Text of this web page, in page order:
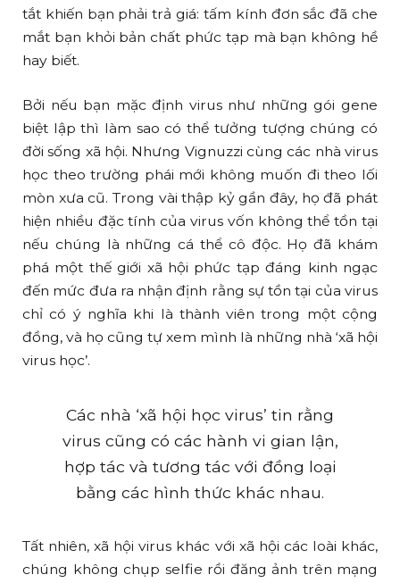
tắt khiến bạn phải trả giá: tấm kính đơn sắc đã che
mắt bạn khỏi bản chất phức tạp mà bạn không hề
hay biết.
Bởi nếu bạn mặc định virus như những gói gene
biệt lập thì làm sao có thể tưởng tượng chúng có
đời sống xã hội. Nhưng Vignuzzi cùng các nhà virus
học theo trường phái mới không muốn đi theo lối
mòn xưa cũ. Trong vài thập kỷ gần đây, họ đã phát
hiện nhiều đặc tính của virus vốn không thể tồn tại
nếu chúng là những cá thể cô độc. Họ đã khám
phá một thế giới xã hội phức tạp đáng kinh ngạc
đến mức đưa ra nhận định rằng sự tồn tại của virus
chỉ có ý nghĩa khi là thành viên trong một cộng
đồng, và họ cũng tự xem mình là những nhà ‘xã hội
virus học’.
Các nhà ‘xã hội học virus’ tin rằng
virus cũng có các hành vi gian lận,
hợp tác và tương tác với đồng loại
bằng các hình thức khác nhau.
Tất nhiên, xã hội virus khác với xã hội các loài khác,
chúng không chụp selfie rồi đăng ảnh trên mạng